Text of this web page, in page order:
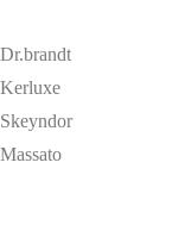
Dr.brandt
Kerluxe
Skeyndor
Massato